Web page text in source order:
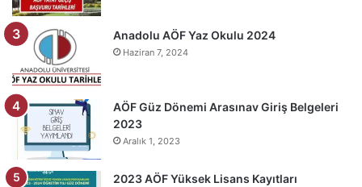
Anadolu AÖF Yaz Okulu 2024
Haziran 7, 2024
AÖF Güz Dönemi Arasınav Giriş Belgeleri
2023
Aralık 1, 2023
2023 AÖF Yüksek Lisans Kayıtları